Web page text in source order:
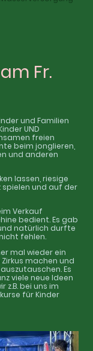
Fr.
und Familien
UND
freien
beim jonglieren,
und anderen
lassen, riesige
und auf der
Verkauf
bedient. Es gab
natürlich durfte
fehlen.
mal wieder ein
machen und
Es
viele neue Ideen
z.B. bei uns im
für Kinder